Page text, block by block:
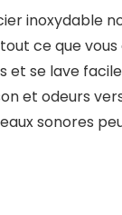
inoxydable
ce que
et se lave
et odeurs
sonores